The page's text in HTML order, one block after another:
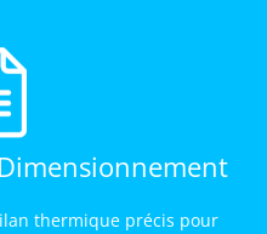
thermique précis pour